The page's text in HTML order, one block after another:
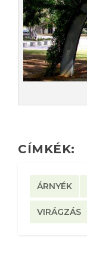
CÍMKÉK:
ÁRNYÉK
VIRÁGZÁS